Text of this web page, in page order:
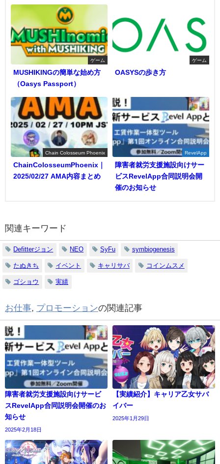
ゲーム
MUSHIKINGの簡単な始め方
（Oasys Passport）
ゲーム
OASYSの歩き方
Chain Colosseum Phoenix
ChainColosseumPhoenix｜
2025/02/27 AMA内容まとめ
RevelApp
障害者就労支援施設向けサー
ビスRevelApp合同説明会開
催のお知らせ
関連キーワード
Defitterジョン NEO SyFu symbiogenesis
たぬきち イベント キャリサバ コインムスメ
ゴショウ 実績
お仕事 プロモーションの関連記事
障害者就労支援施設向けサービ
スRevelApp合同説明会開催のお
知らせ
2025年2月18日
【実績紹介】キャリア乙女サバ
イバー
2025年1月29日